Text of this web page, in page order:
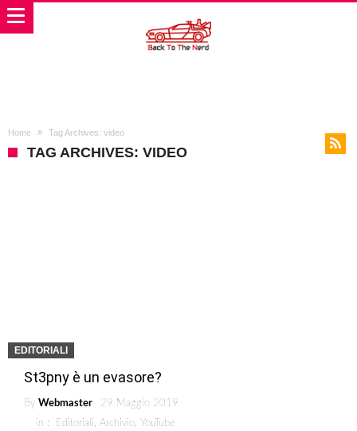
Home Tag Archives: video
TAG ARCHIVES: VIDEO
EDITORIALI
St3pny è un evasore?
By Webmaster
29 Maggio 2019
in :
Editoriali, Archivio, YouTube